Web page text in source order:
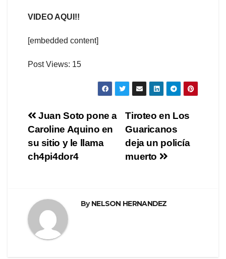
VIDEO AQUI!!
[embedded content]
Post Views: 15
Navegación
de
entradas
Tiroteo en Los
Guaricanos
deja un policía
muerto
Juan Soto pone a
Caroline Aquino en
su sitio y le llama
ch4pi4dor4
ByNELSON HERNANDEZ